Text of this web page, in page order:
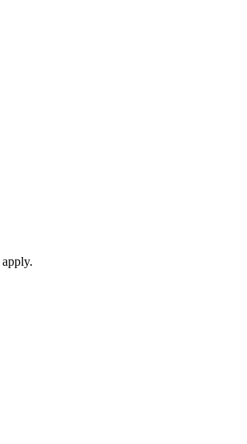
apply.